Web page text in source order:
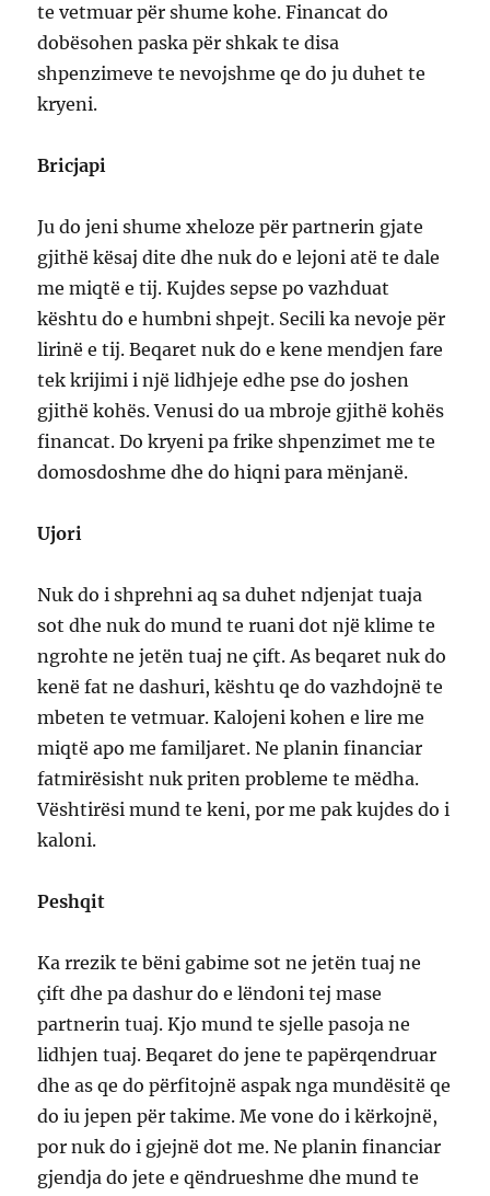
te vetmuar për shume kohe. Financat do
dobësohen paska për shkak te disa
shpenzimeve te nevojshme qe do ju duhet te
kryeni.
Bricjapi
Ju do jeni shume xheloze për partnerin gjate
gjithë kësaj dite dhe nuk do e lejoni atë te dale
me miqtë e tij. Kujdes sepse po vazhduat
kështu do e humbni shpejt. Secili ka nevoje për
lirinë e tij. Beqaret nuk do e kene mendjen fare
tek krijimi i një lidhjeje edhe pse do joshen
gjithë kohës. Venusi do ua mbroje gjithë kohës
financat. Do kryeni pa frike shpenzimet me te
domosdoshme dhe do hiqni para mënjanë.
Ujori
Nuk do i shprehni aq sa duhet ndjenjat tuaja
sot dhe nuk do mund te ruani dot një klime te
ngrohte ne jetën tuaj ne çift. As beqaret nuk do
kenë fat ne dashuri, kështu qe do vazhdojnë te
mbeten te vetmuar. Kalojeni kohen e lire me
miqtë apo me familjaret. Ne planin financiar
fatmirësisht nuk priten probleme te mëdha.
Vështirësi mund te keni, por me pak kujdes do i
kaloni.
Peshqit
Ka rrezik te bëni gabime sot ne jetën tuaj ne
çift dhe pa dashur do e lëndoni tej mase
partnerin tuaj. Kjo mund te sjelle pasoja ne
lidhjen tuaj. Beqaret do jene te papërqendruar
dhe as qe do përfitojnë aspak nga mundësitë qe
do iu jepen për takime. Me vone do i kërkojnë,
por nuk do i gjejnë dot me. Ne planin financiar
gjendja do jete e qëndrueshme dhe mund te